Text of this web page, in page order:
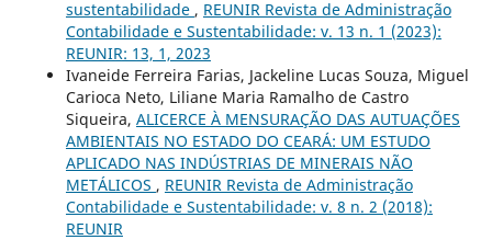
sustentabilidade , REUNIR Revista de Administração
Contabilidade e Sustentabilidade: v. 13 n. 1 (2023):
REUNIR: 13, 1, 2023
Ivaneide Ferreira Farias, Jackeline Lucas Souza, Miguel
Carioca Neto, Liliane Maria Ramalho de Castro
Siqueira, ALICERCE À MENSURAÇÃO DAS AUTUAÇÕES
AMBIENTAIS NO ESTADO DO CEARÁ: UM ESTUDO
APLICADO NAS INDÚSTRIAS DE MINERAIS NÃO
METÁLICOS , REUNIR Revista de Administração
Contabilidade e Sustentabilidade: v. 8 n. 2 (2018):
REUNIR